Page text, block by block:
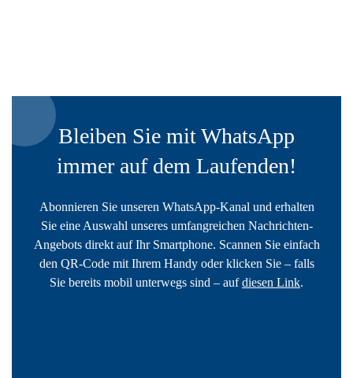
Bleiben Sie mit WhatsApp
immer auf dem Laufenden!
Abonnieren Sie unseren WhatsApp-Kanal und erhalten
Sie eine Auswahl unseres umfangreichen Nachrichten-
Angebots direkt auf Ihr Smartphone. Scannen Sie einfach
den QR-Code mit Ihrem Handy oder klicken Sie – falls
Sie bereits mobil unterwegs sind – aufdiesen Link.